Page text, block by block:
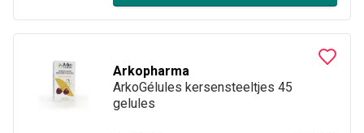
Arkopharma
ArkoGélules kersensteeltjes 45
gelules